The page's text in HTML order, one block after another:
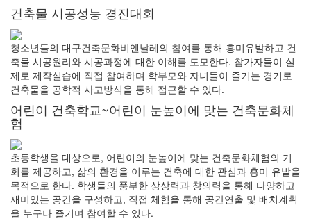
건축물 시공성능 경진대회
청소년들의 대구건축문화비엔날레의 참여를 통해 흥미유발하고 건
축물 시공원리와 시공과정에 대한 이해를 도모한다. 참가자들이 실
제로 제작실습에 직접 참여하며 학부모와 자녀들이 즐기는 경기로
건축물을 공학적 사고방식을 통해 접근할 수 있다.
어린이 건축학교~어린이 눈높이에 맞는 건축문화체
험
초등학생을 대상으로, 어린이의 눈높이에 맞는 건축문화체험의 기
회를 제공하고, 삶의 환경을 이루는 건축에 대한 관심과 흥미 유발을
목적으로 한다. 학생들의 풍부한 상상력과 창의력을 통해 다양하고
재미있는 공간을 구성하고, 직접 체험을 통해 공간연출 및 배치계획
을 누구나 즐기며 참여할 수 있다.